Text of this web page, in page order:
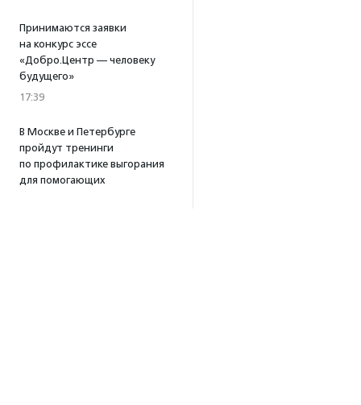
Принимаются заявки
на конкурс эссе
«Добро.Центр — человеку
будущего»
17:39
В Москве и Петербурге
пройдут тренинги
по профилактике выгорания
для помогающих